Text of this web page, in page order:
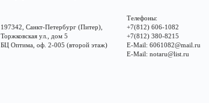
197342, Санкт-Петербург (Питер),
Торжковская ул., дом 5
БЦ Оптима, оф. 2-005 (второй этаж)
Телефоны:
+7(812) 606-1082
+7(812) 380-8215
E-Mail: 6061082@mail.ru
E-Mail: notaru@list.ru